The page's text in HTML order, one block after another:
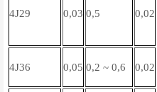
4J29 0,03 0,5 0,02
4J36 0,05 0,2 ~ 0,6 0,02